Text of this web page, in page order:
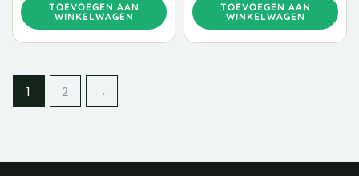
TOEVOEGEN AAN
WINKELWAGEN
TOEVOEGEN AAN
WINKELWAGEN
1 2 →